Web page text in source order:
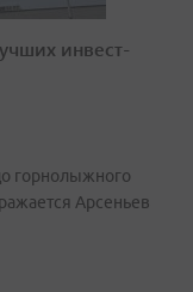
инвест-
горнолыжного
Арсеньев